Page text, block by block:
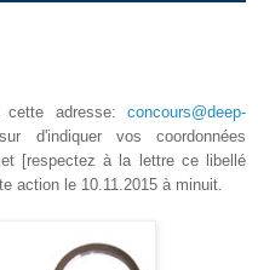
adresse: concours@deep-
d'indiquer vos coordonnées
[respectez à la lettre ce libellé
action le 10.11.2015 à minuit.